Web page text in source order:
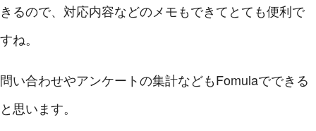
きるので、対応内容などのメモもできてとても便利で
すね。
問い合わせやアンケートの集計などもFomulaでできる
と思います。